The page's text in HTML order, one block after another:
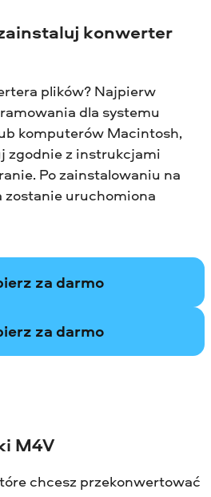
konwerter
plików? Najpierw
dla systemu
komputerów Macintosh,
zgodnie z instrukcjami
Po zainstalowaniu na
uruchomiona
za darmo
za darmo
M4V
chcesz przekonwertować